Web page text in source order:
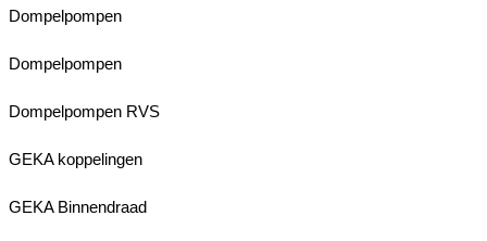
Dompelpompen
Dompelpompen
Dompelpompen RVS
GEKA koppelingen
GEKA Binnendraad